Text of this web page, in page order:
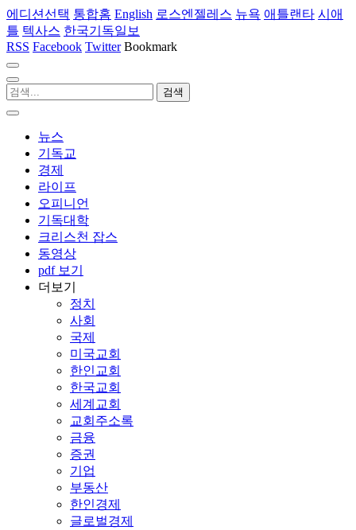
에디션선택 통합홈 English 로스엔젤레스 뉴욕 애틀랜타 시애
틀 텍사스 한국기독일보
RSS Facebook Twitter Bookmark
뉴스
기독교
경제
라이프
오피니언
기독대학
크리스천 잡스
동영상
pdf 보기
더보기
정치
사회
국제
미국교회
한인교회
한국교회
세계교회
교회주소록
금융
증권
기업
부동산
한인경제
글로벌경제